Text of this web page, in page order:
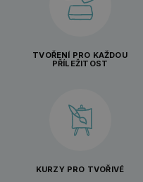
TVOŘENÍ PRO KAŽDOU
PŘÍLEŽITOST
KURZY PRO TVOŘIVÉ